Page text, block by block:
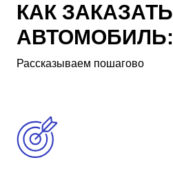
КАК ЗАКАЗАТЬ
АВТОМОБИЛЬ:
Рассказываем пошагово